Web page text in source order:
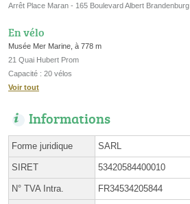
Arrêt Place Maran - 165 Boulevard Albert Brandenburg
En vélo
Musée Mer Marine, à 778 m
21 Quai Hubert Prom
Capacité : 20 vélos
Voir tout
Informations
Forme juridique SARL
SIRET 53420584400010
N° TVA Intra. FR34534205844